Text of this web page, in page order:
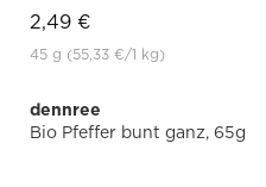
2,49 €
45 g (55,33 €/1 kg)
dennree
Bio Pfeffer bunt ganz, 65g